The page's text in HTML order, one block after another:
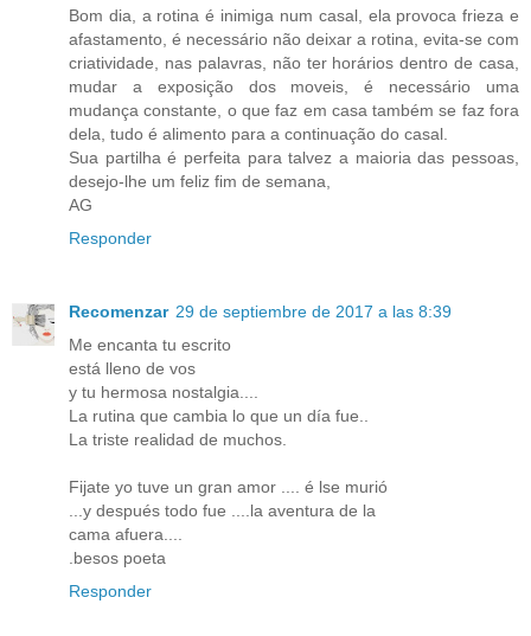
Bom dia, a rotina é inimiga num casal, ela provoca frieza e
afastamento, é necessário não deixar a rotina, evita-se com
criatividade, nas palavras, não ter horários dentro de casa,
mudar a exposição dos moveis, é necessário uma
mudança constante, o que faz em casa também se faz fora
dela, tudo é alimento para a continuação do casal.
Sua partilha é perfeita para talvez a maioria das pessoas,
desejo-lhe um feliz fim de semana,
AG
Responder
Recomenzar 29 de septiembre de 2017 a las 8:39
Me encanta tu escrito
está lleno de vos
y tu hermosa nostalgia....
La rutina que cambia lo que un día fue..
La triste realidad de muchos.
Fijate yo tuve un gran amor .... é lse murió
...y después todo fue ....la aventura de la
cama afuera....
.besos poeta
Responder